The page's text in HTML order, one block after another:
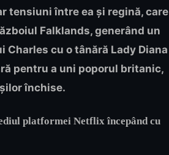
tensiuni între ea și regină, care
Falklands, generând un
cu o tânără Lady Diana
pentru a uni poporul britanic,
închise.
platformei Netflix începând cu